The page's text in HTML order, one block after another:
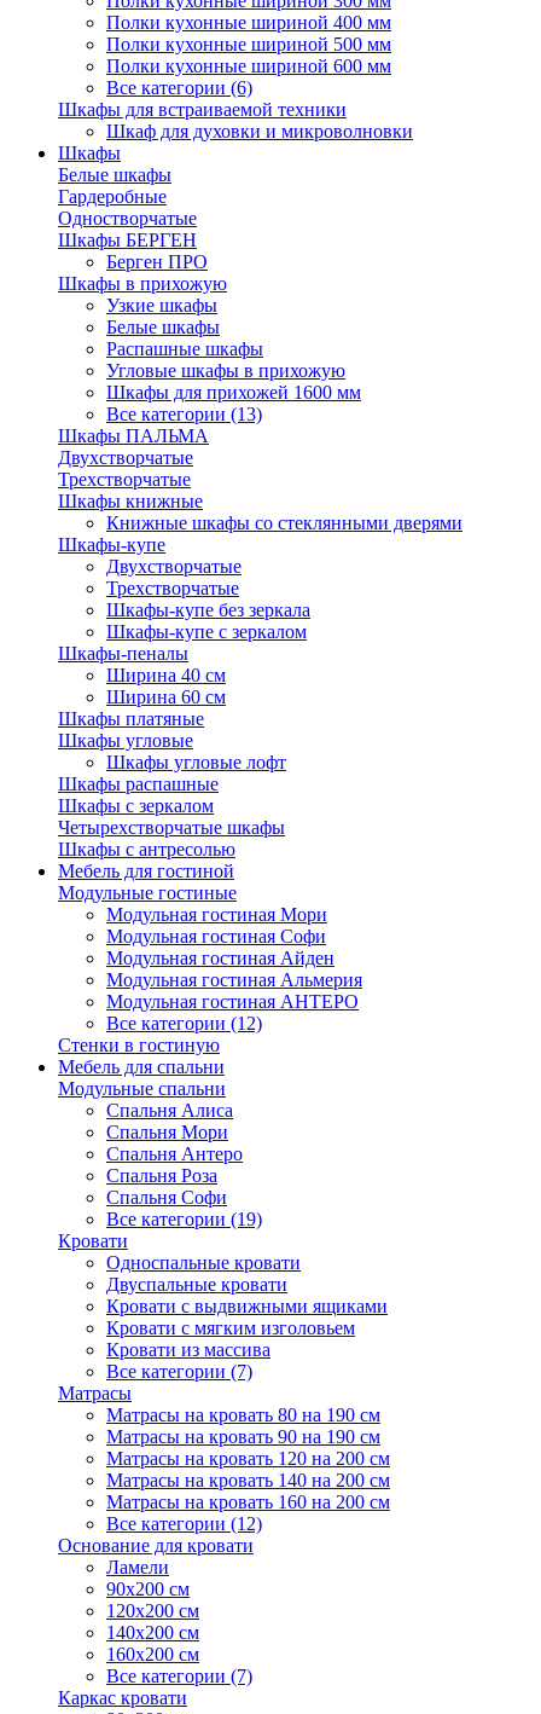
Полки кухонные шириной 400 мм
Полки кухонные шириной 500 мм
Полки кухонные шириной 600 мм
Все категории (6)
Шкафы для встраиваемой техники
Шкаф для духовки и микроволновки
Шкафы
Белые шкафы
Гардеробные
Одностворчатые
Шкафы БЕРГЕН
Берген ПРО
Шкафы в прихожую
Узкие шкафы
Белые шкафы
Распашные шкафы
Угловые шкафы в прихожую
Шкафы для прихожей 1600 мм
Все категории (13)
Шкафы ПАЛЬМА
Двухстворчатые
Трехстворчатые
Шкафы книжные
Книжные шкафы со стеклянными дверями
Шкафы-купе
Двухстворчатые
Трехстворчатые
Шкафы-купе без зеркала
Шкафы-купе с зеркалом
Шкафы-пеналы
Ширина 40 см
Ширина 60 см
Шкафы платяные
Шкафы угловые
Шкафы угловые лофт
Шкафы распашные
Шкафы с зеркалом
Четырехстворчатые шкафы
Шкафы с антресолью
Мебель для гостиной
Модульные гостиные
Модульная гостиная Мори
Модульная гостиная Софи
Модульная гостиная Айден
Модульная гостиная Альмерия
Модульная гостиная АНТЕРО
Все категории (12)
Стенки в гостиную
Мебель для спальни
Модульные спальни
Спальня Алиса
Спальня Мори
Спальня Антеро
Спальня Роза
Спальня Софи
Все категории (19)
Кровати
Односпальные кровати
Двуспальные кровати
Кровати с выдвижными ящиками
Кровати с мягким изголовьем
Кровати из массива
Все категории (7)
Матрасы
Матрасы на кровать 80 на 190 см
Матрасы на кровать 90 на 190 см
Матрасы на кровать 120 на 200 см
Матрасы на кровать 140 на 200 см
Матрасы на кровать 160 на 200 см
Все категории (12)
Основание для кровати
Ламели
90х200 см
120х200 см
140х200 см
160х200 см
Все категории (7)
Каркас кровати